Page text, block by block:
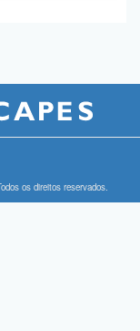
os direitos reservados.